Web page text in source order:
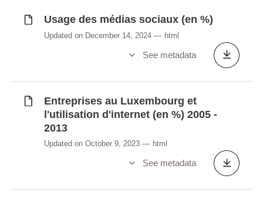
Usage des médias sociaux (en %)
Updated on December 14, 2024 html
See metadata
Entreprises au Luxembourg et
l'utilisation d'internet (en %) 2005 -
2013
Updated on October 9, 2023 html
See metadata